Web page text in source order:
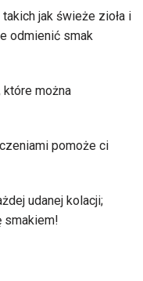
jak świeże zioła i
odmienić smak
które można
pomoże ci
udanej kolacji;
smakiem!